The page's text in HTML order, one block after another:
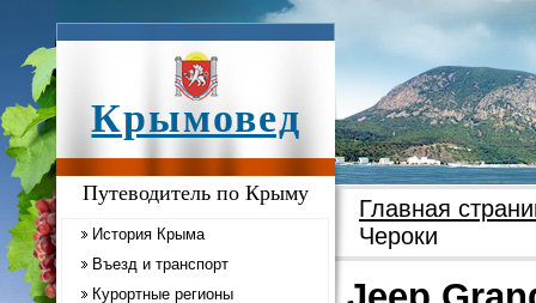
Крымовед
Путеводитель по Крыму
История Крыма
Въезд и транспорт
Курортные регионы
Главная
Чероки